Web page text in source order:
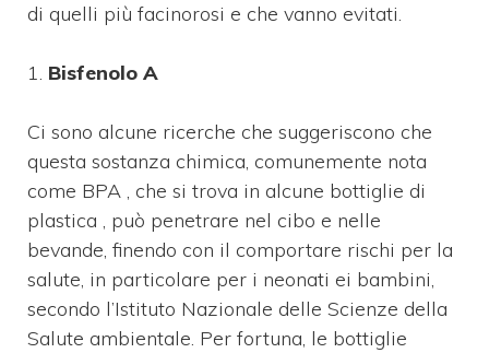
di quelli più facinorosi e che vanno evitati.
1. Bisfenolo A
Ci sono alcune ricerche che suggeriscono che
questa sostanza chimica, comunemente nota
come BPA , che si trova in alcune bottiglie di
plastica , può penetrare nel cibo e nelle
bevande, finendo con il comportare rischi per la
salute, in particolare per i neonati ei bambini,
secondo l’Istituto Nazionale delle Scienze della
Salute ambientale. Per fortuna, le bottiglie